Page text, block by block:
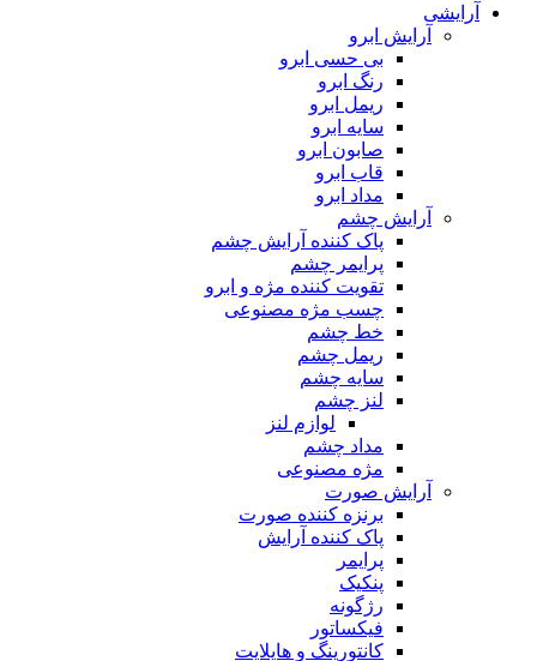
آرایشی
آرایش ابرو
بی حسی ابرو
رنگ ابرو
ریمل ابرو
سایه ابرو
صابون ابرو
قاب ابرو
مداد ابرو
آرایش چشم
پاک کننده آرایش چشم
پرایمر چشم
تقویت کننده مژه و ابرو
چسب مژه مصنوعی
خط چشم
ریمل چشم
سایه چشم
لنز چشم
لوازم لنز
مداد چشم
مژه مصنوعی
آرایش صورت
برنزه کننده صورت
پاک کننده آرایش
پرایمر
پنکیک
رژگونه
فیکساتور
کانتورینگ و هایلایت